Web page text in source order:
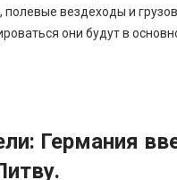
полевые вездеходы и
они будут в
Германия